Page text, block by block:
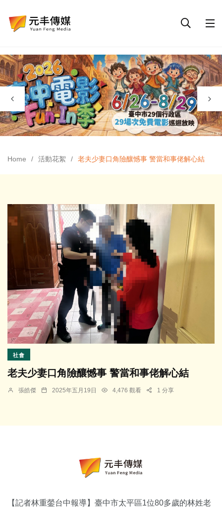
Home 活動花絮 老夫少妻口角險釀憾事 警當和事佬解心結
社會
老夫少妻口角險釀憾事 警當和事佬解心結
張皓傑 2025年五月19日 4,476 觀看 1 分享
【記者林重鎣台中報導】臺中市太平區1位80多歲的林姓老